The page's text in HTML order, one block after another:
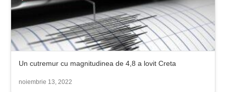
Un cutremur cu magnitudinea de 4,8 a lovit Creta
noiembrie 13, 2022